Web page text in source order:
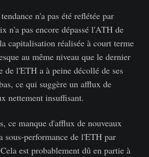
n'a pas été reflétée par
n'a pas encore dépassé l'ATH de
capitalisation réalisée à court terme
au même niveau que le dernier
de l'ETH a à peine décollé de ses
ce qui suggère un afflux de
nettement insuffisant.
ce manque d'afflux de nouveaux
sous-performance de l'ETH par
est probablement dû en partie à